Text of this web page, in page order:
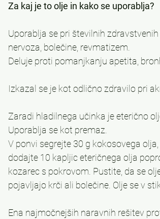
Za kaj je to olje in kako se uporablja?
Uporablja se pri številnih
nervoza, bolečine, revmatizem.
Deluje proti pomanjkanju apetita,
Izkazal se je kot odlično zdravilo pri
Zaradi hladilnega učinka je eterično
Uporablja se kot premaz.
V ponvi segrejte 30 g kokosovega
dodajte 10 kapljic eteričnega olja
kozarec s pokrovom. Pustite, da se
pojavljajo krči ali bolečine. Olje se v
Ena najmočnejših naravnih rešitev